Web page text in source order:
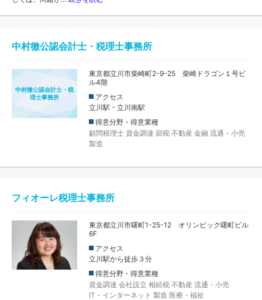
中村徹公認会計士・税理士事務所
中村徹公認会計士・税
理士事務所
東京都立川市柴崎町2-9-25 柴崎ドラゴン１号ビ
ル4階
アクセス
立川駅・立川南駅
得意分野・得意業種
顧問税理士 資金調達 節税 不動産 金融 流通・小売
製造
フィオーレ税理士事務所
東京都立川市曙町1-25-12 オリンピック曙町ビル
6F
アクセス
立川駅から徒歩３分
得意分野・得意業種
資金調達 会社設立 相続税 不動産 流通・小売
IT・インターネット 製造 医療・福祉